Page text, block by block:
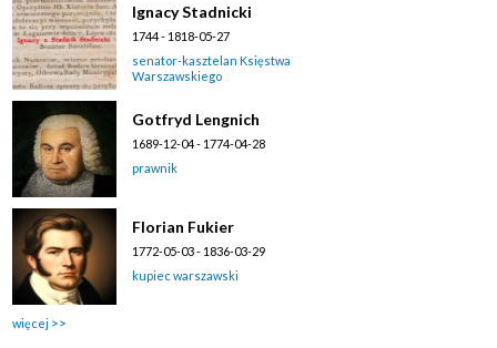
Ignacy Stadnicki
1744 - 1818-05-27
senator-kasztelan Księstwa
Warszawskiego
Gotfryd Lengnich
1689-12-04 - 1774-04-28
prawnik
Florian Fukier
1772-05-03 - 1836-03-29
kupiec warszawski
więcej